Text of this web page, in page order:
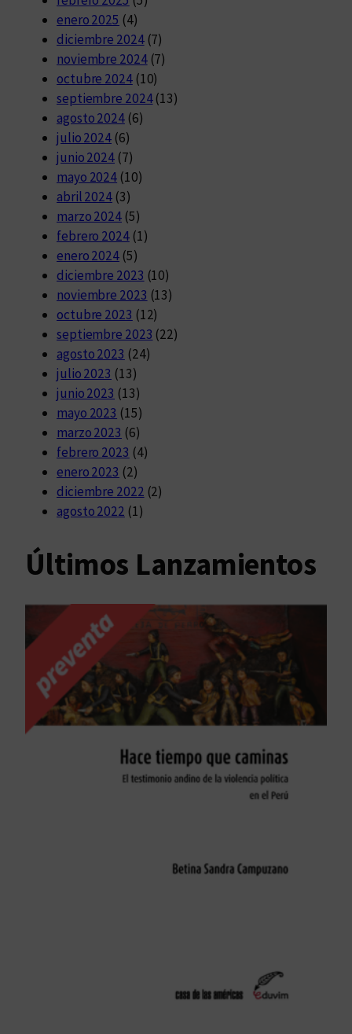
enero 2025 (4)
diciembre 2024(7)
noviembre 2024(7)
octubre 2024(10)
septiembre 2024(13)
agosto 2024(6)
julio 2024 (6)
junio 2024 (7)
mayo 2024 (10)
abril 2024 (3)
marzo 2024 (5)
febrero 2024(1)
enero 2024 (5)
diciembre 2023 (10)
noviembre 2023 (13)
octubre 2023 (12)
septiembre 2023 (22)
agosto 2023 (24)
julio 2023 (13)
junio 2023 (13)
mayo 2023 (15)
marzo 2023 (6)
febrero 2023 (4)
enero 2023 (2)
diciembre 2022 (2)
agosto 2022 (1)
Últimos Lanzamientos